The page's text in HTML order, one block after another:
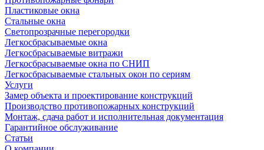
Пластиковые окна
Стальные окна
Светопрозрачные перегородки
Легкосбрасываемые окна
Легкосбрасываемые витражи
Легкосбрасываемые окна по СНИП
Легкосбрасываемые стальных окон по сериям
Услуги
Замер объекта и проектирование конструкций
Производство противопожарных конструкций
Монтаж, сдача работ и исполнительная документация
Гарантийное обслуживание
Статьи